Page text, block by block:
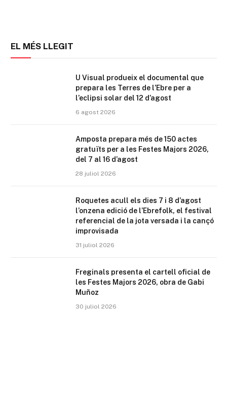
EL MÉS LLEGIT
U Visual produeix el documental que
prepara les Terres de l’Ebre per a
l’eclipsi solar del 12 d’agost
6 agost 2026
Amposta prepara més de 150 actes
gratuïts per a les Festes Majors 2026,
del 7 al 16 d’agost
28 juliol 2026
Roquetes acull els dies 7 i 8 d’agost
l’onzena edició de l’Ebrefolk, el festival
referencial de la jota versada i la cançó
improvisada
31 juliol 2026
Freginals presenta el cartell oficial de
les Festes Majors 2026, obra de Gabi
Muñoz
30 juliol 2026